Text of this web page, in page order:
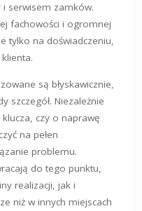
i serwisem zamków.
fachowości i ogromnej
tylko na doświadczeniu,
są błyskawicznie,
szczegół. Niezależnie
czy o naprawę
na pełen
problemu.
do tego punktu,
realizacji, jak i
niż w innych miejscach